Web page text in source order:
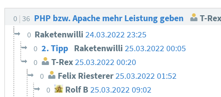
0 36 PHP bzw. Apache mehr Leistung geben T-Rex
0 Raketenwilli24.03.2022 23:25
0 2. Tipp Raketenwilli25.03.2022 00:05
0 T-Rex 25.03.2022 00:20
0 Felix Riesterer25.03.2022 01:52
0 Rolf B25.03.2022 09:02